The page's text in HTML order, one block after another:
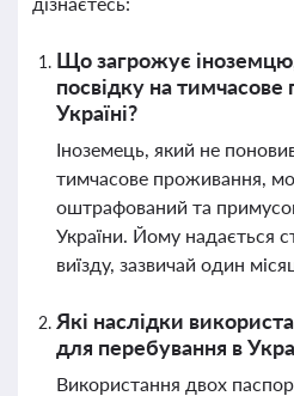
Що загрожує
посвідку на
Україні?
Іноземець, який не
тимчасове проживання,
оштрафований та
України. Йому надається
виїзду, зазвичай один
Які наслідки
для перебування в
Використання двох